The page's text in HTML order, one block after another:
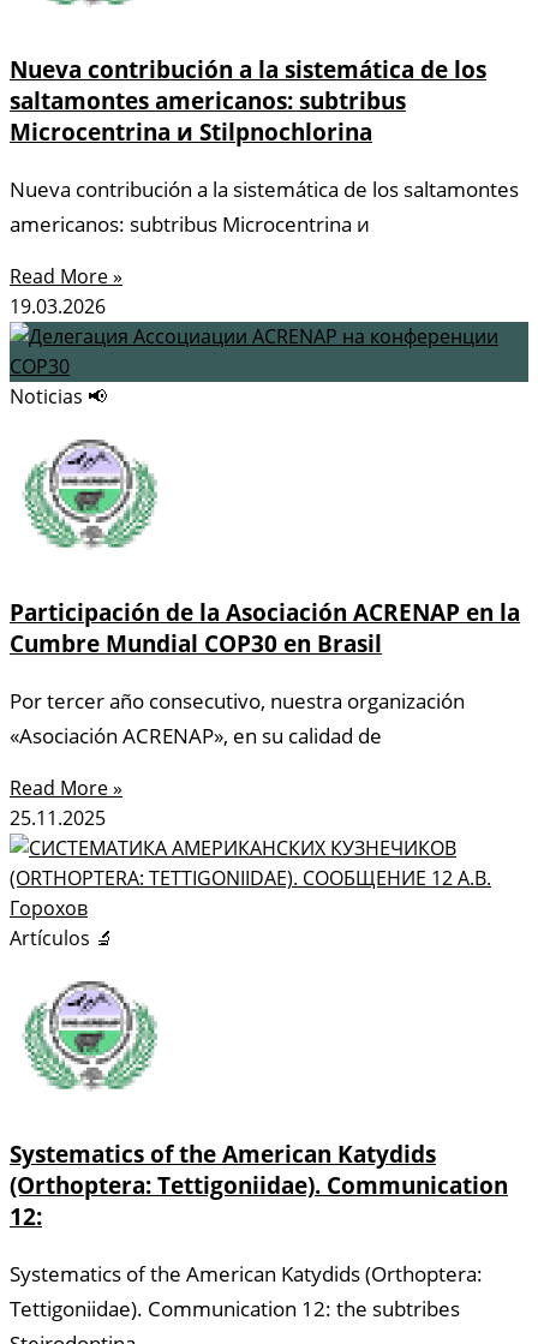
Nueva contribución a la sistemática de los
saltamontes americanos: subtribus
Microcentrina и Stilpnochlorina
Nueva contribución a la sistemática de los saltamontes
americanos: subtribus Microcentrina и
Read More »
19.03.2026
Noticias 📢
Participación de la Asociación ACRENAP en la
Cumbre Mundial COP30 en Brasil
Por tercer año consecutivo, nuestra organización
«Asociación ACRENAP», en su calidad de
Read More »
25.11.2025
Artículos 🔬
Systematics of the American Katydids
(Orthoptera: Tettigoniidae). Communication
12:
Systematics of the American Katydids (Orthoptera:
Tettigoniidae). Communication 12: the subtribes